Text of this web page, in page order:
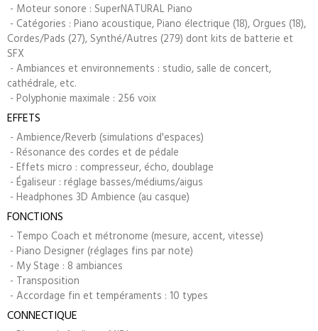
- Moteur sonore : SuperNATURAL Piano
- Catégories : Piano acoustique, Piano électrique (18), Orgues (18),
Cordes/Pads (27), Synthé/Autres (279) dont kits de batterie et
SFX
- Ambiances et environnements : studio, salle de concert,
cathédrale, etc.
- Polyphonie maximale : 256 voix
EFFETS
- Ambience/Reverb (simulations d'espaces)
- Résonance des cordes et de pédale
- Effets micro : compresseur, écho, doublage
- Égaliseur : réglage basses/médiums/aigus
- Headphones 3D Ambience (au casque)
FONCTIONS
- Tempo Coach et métronome (mesure, accent, vitesse)
- Piano Designer (réglages fins par note)
- My Stage : 8 ambiances
- Transposition
- Accordage fin et tempéraments : 10 types
CONNECTIQUE